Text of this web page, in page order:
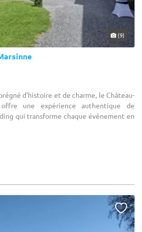
(9)
d'histoire et de charme, le Château-
une expérience authentique de
qui transforme chaque événement en